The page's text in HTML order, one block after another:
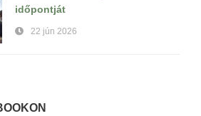
időpontját
22 jún 2026